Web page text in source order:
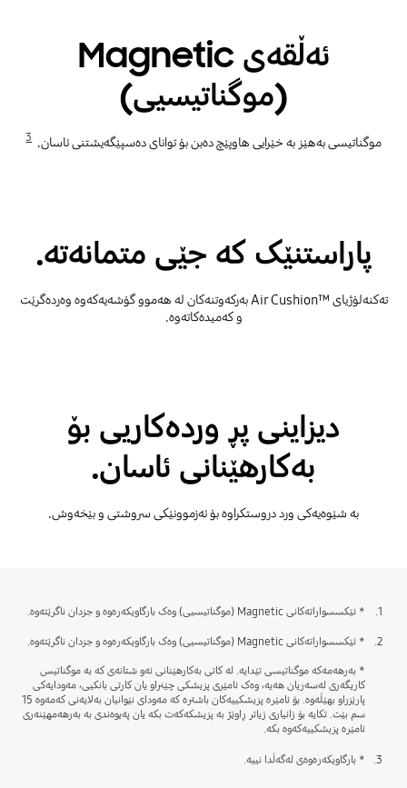
ئەڵقەی Magnetic
(موگناتیسیی)
موگناتیسی بەهێز بە خێرایی هاوپێچ دەبن بۆ توانای دەسپێگەیشتنی ئاسان. 3
پاراستنێک کە جێی متمانەتە.
تەکنەلۆژیای ™Air Cushion بەرکەوتنەکان لە هەموو گۆشەیەکەوە وەردەگرێت
و کەمیدەکاتەوە.
دیزاینی پڕ وردەکاریی بۆ
بەکارهێنانی ئاسان.
بە شێوەیەکی ورد دروستکراوە بۆ ئەزموونێکی سروشتی و بێخەوش.
1. * ئێکسسواراتەکانی Magnetic (موگناتیسیی) وەک بارگاویکەرەوە و جزدان ناگرێتەوە.
2. * ئێکسسواراتەکانی Magnetic (موگناتیسیی) وەک بارگاویکەرەوە و جزدان ناگرێتەوە.
* بەرهەمەکە موگناتیسی تێدایە. لە کاتی بەکارهێنانی ئەو شتانەی کە بە موگناتیس
کاریگەری لەسەریان هەیە، وەک ئامێری پزیشکی چێنراو یان کارتی بانکیی، مەودایەکی
پارێزراو بهێڵەوە. بۆ ئامێرە پزیشکییەکان باشترە کە مەودای نێوانیان بەلایەنی کەمەوە 15
سم بێت. تکایە بۆ زانیاری زیاتر ڕاوێژ بە پزیشکەکەت بکە یان پەیوەندی بە بەرهەمهێنەری
ئامێرە پزیشکییەکەوە بکە.
3. * بارگاویکەرەوەی لەگەڵدا نییە.